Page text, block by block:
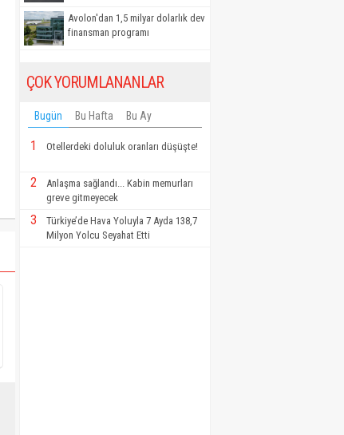
Avolon'dan 1,5 milyar dolarlık dev
finansman programı
ÇOK YORUMLANANLAR
Bugün Bu Hafta Bu Ay
1 Otellerdeki doluluk oranları düşüşte!
2
Anlaşma sağlandı... Kabin memurları
greve gitmeyecek
3
Türkiye’de Hava Yoluyla 7 Ayda 138,7
Milyon Yolcu Seyahat Etti